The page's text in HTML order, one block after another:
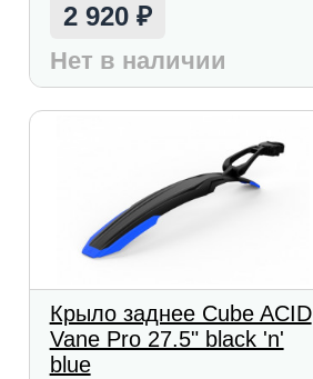
2 920 ₽
Нет в наличии
Крыло заднее Cube ACID
Vane Pro 27.5" black 'n'
blue